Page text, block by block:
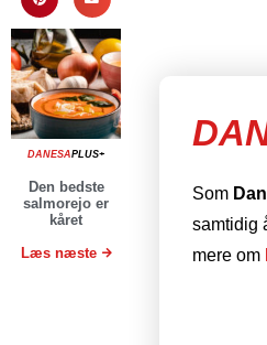
DANESAPLUS+
Den bedste
salmorejo er
kåret
Læs næste
Som
samtidig
mere om